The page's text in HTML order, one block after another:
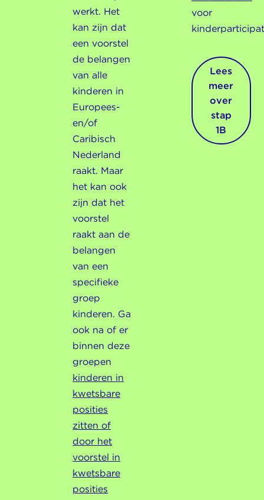
werkt. Het
kan zijn dat
een voorstel
de belangen
van alle
kinderen in
Europees-
en/of
Caribisch
Nederland
raakt. Maar
het kan ook
zijn dat het
voorstel
raakt aan de
belangen
van een
specifieke
groep
kinderen. Ga
ook na of er
binnen deze
groepen
kinderen in
kwetsbare
posities
zitten of
door het
voorstel in
kwetsbare
posities
voor
Lees
meer
over
stap
1B